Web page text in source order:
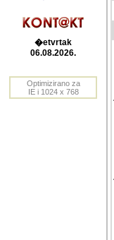
�etvrtak
06.08.2026.
Optimizirano za
IE i 1024 x 768